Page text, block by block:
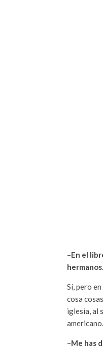
–En el
Sí, pero
cosa
iglesia, al
americano.
–Me has